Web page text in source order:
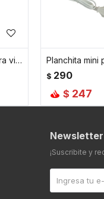
Set de frasquitos para viaje x4 accesorios en estuche - Lila
$ 290
$ 247
Newsletter
¡Suscribite y